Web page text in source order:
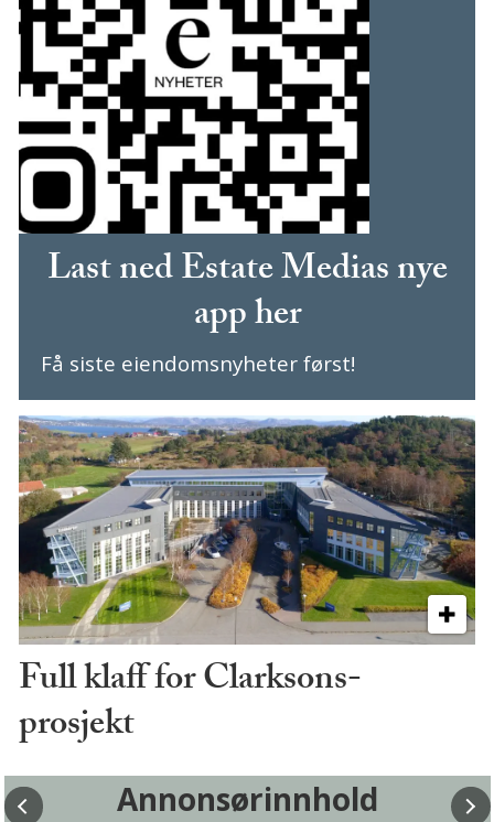
Last ned Estate Medias nye
app her
Få siste eiendomsnyheter først!
Full klaff for Clarksons-
prosjekt
Annonsørinnhold